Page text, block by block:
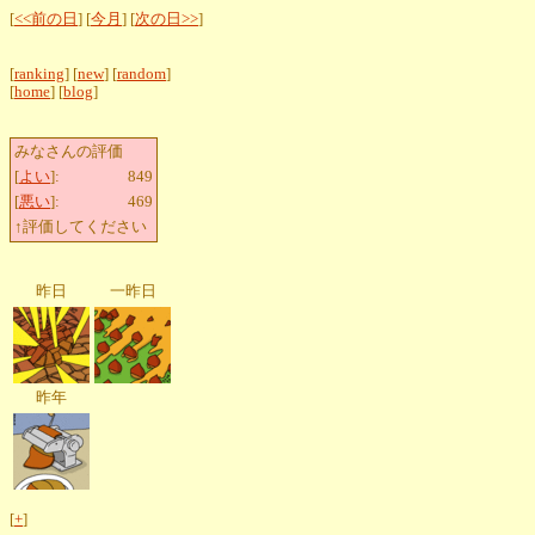
[<<前の日 ] [今月 ] [次の日>>]
[ranking] [new] [random]
[home] [blog]
みなさんの評価
[よい]:
849
[悪い]:
469
↑評価してください
昨日 一昨日
昨年
[+]